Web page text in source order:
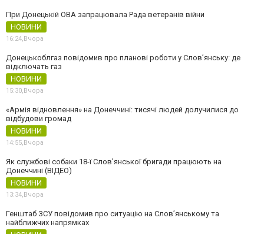
При Донецькій ОВА запрацювала Рада ветеранів війни
НОВИНИ
16:24,Вчора
Донецькоблгаз повідомив про планові роботи у Слов’янську: де
відключать газ
НОВИНИ
15:30,Вчора
«Армія відновлення» на Донеччині: тисячі людей долучилися до
відбудови громад
НОВИНИ
14:55,Вчора
Як службові собаки 18-ї Слов'янської бригади працюють на
Донеччині (ВІДЕО)
НОВИНИ
13:34,Вчора
Генштаб ЗСУ повідомив про ситуацію на Слов’янському та
найближчих напрямках